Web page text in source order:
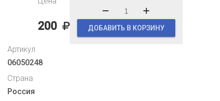
200 ДОБАВИТЬ В КОРЗИНУ
Артикул
06050248
Страна
Россия